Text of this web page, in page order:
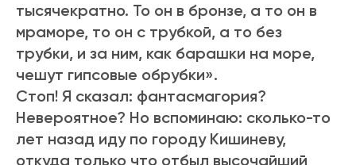
тысячекратно. То он в бронзе, а то он в
мраморе, то он с трубкой, а то без
трубки, и за ним, как барашки на море,
чешут гипсовые обрубки».
Стоп! Я сказал: фантасмагория?
Невероятное? Но вспоминаю: сколько-то
лет назад иду по городу Кишиневу,
откуда только что отбыл высочайший